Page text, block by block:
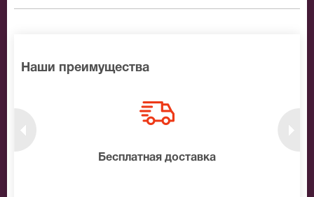
Наши преимущества
Бесплатная доставка